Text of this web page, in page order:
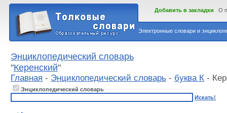
Электронные словари и
Добавить в закладки О
Энциклопедический словарь
"Керенский"
Главная - Энциклопедический словарь - буква К -
Энциклопедический словарь
Искать!